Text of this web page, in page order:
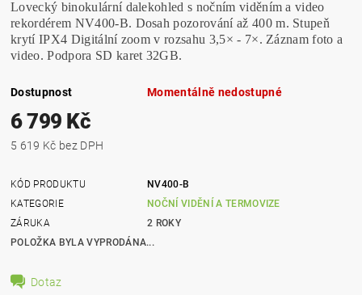
Lovecký binokulární dalekohled s nočním viděním a video
rekordérem NV400-B. Dosah pozorování až 400 m. Stupeň
krytí IPX4 Digitální zoom v rozsahu 3,5× - 7×. Záznam foto a
video. Podpora SD karet 32GB.
Dostupnost Momentálně nedostupné
6 799 Kč
5 619 Kč bez DPH
KÓD PRODUKTU
NV400-B
KATEGORIE
NOČNÍ VIDĚNÍ A TERMOVIZE
ZÁRUKA
2 ROKY
POLOŽKA BYLA VYPRODÁNA...
Dotaz